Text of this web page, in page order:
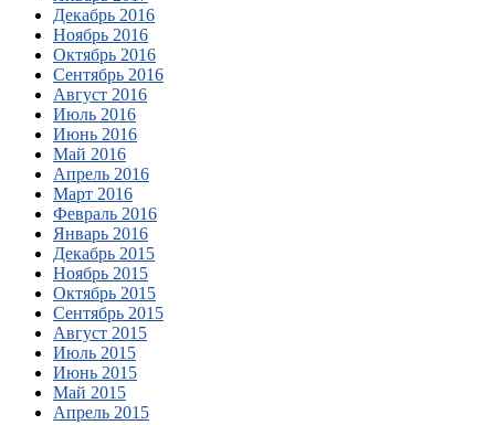
Декабрь 2016
Ноябрь 2016
Октябрь 2016
Сентябрь 2016
Август 2016
Июль 2016
Июнь 2016
Май 2016
Апрель 2016
Март 2016
Февраль 2016
Январь 2016
Декабрь 2015
Ноябрь 2015
Октябрь 2015
Сентябрь 2015
Август 2015
Июль 2015
Июнь 2015
Май 2015
Апрель 2015